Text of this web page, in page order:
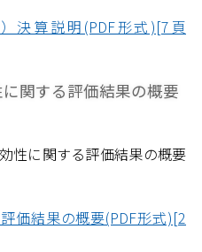
決算説明(PDF形式)[7頁
関する評価結果の概要
性に関する評価結果の概要
価結果の概要(PDF形式)[2